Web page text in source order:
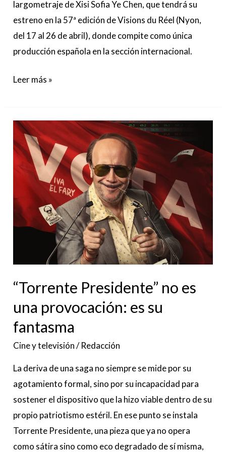
largometraje de Xisi Sofia Ye Chen, que tendrá su
estreno en la 57ª edición de Visions du Réel (Nyon,
del 17 al 26 de abril), donde compite como única
producción española en la sección internacional.
Leer más »
“Torrente Presidente” no es
una provocación: es su
fantasma
Cine y televisión/Redacción
La deriva de una saga no siempre se mide por su
agotamiento formal, sino por su incapacidad para
sostener el dispositivo que la hizo viable dentro de su
propio patriotismo estéril. En ese punto se instala
Torrente Presidente, una pieza que ya no opera
como sátira sino como eco degradado de sí misma,
“Torrente
Presidente”
no
es
provocación: